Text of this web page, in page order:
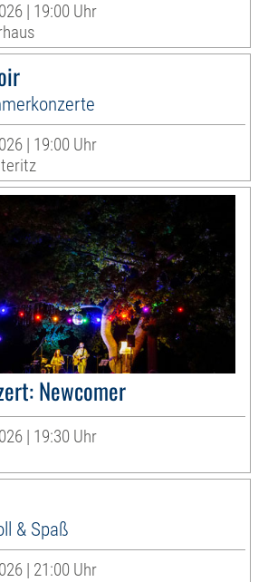
| 19:00 Uhr
| 19:00 Uhr
Newcomer
| 19:30 Uhr
& Spaß
| 21:00 Uhr